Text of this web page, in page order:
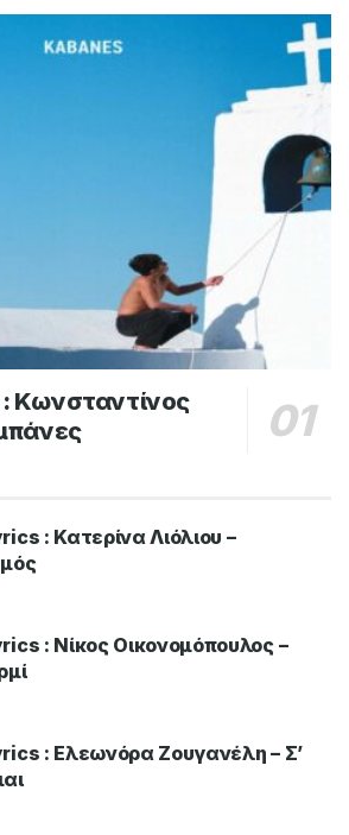
: Κωνσταντίνος
: Κατερίνα Λιόλιου –
: Νίκος Οικονομόπουλος –
: Ελεωνόρα Ζουγανέλη – Σ’